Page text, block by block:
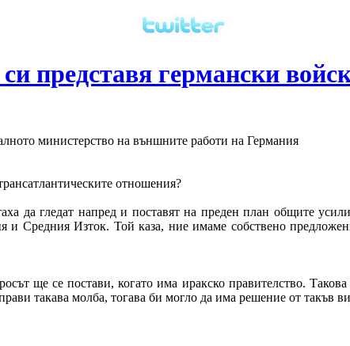
представя германски
министерство на външните работи на Германия
отношения?
да гледат напред и поставят на преден план общите
и Средния Изток. Той каза, ние имаме собствено
ще се постави, когато има иракско правителство.
такава молба, тогава би могло да има решение от такъв